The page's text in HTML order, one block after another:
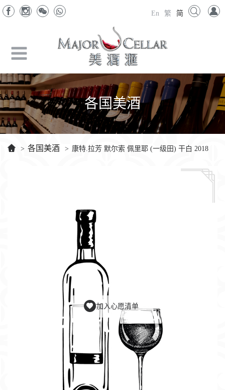
En 繁 简
各国美酒
> 各国美酒 > 康特.拉芳 默尔索 佩里耶 (一级田) 干白 2018
加入心愿清单